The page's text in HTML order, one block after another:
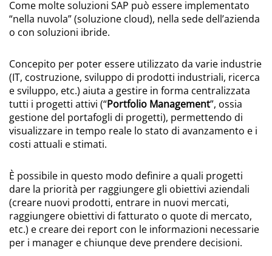
Come molte soluzioni SAP può essere implementato
“nella nuvola” (soluzione cloud), nella sede dell’azienda
o con soluzioni ibride.
Concepito per poter essere utilizzato da varie industrie
(IT, costruzione, sviluppo di prodotti industriali, ricerca
e sviluppo, etc.) aiuta a gestire in forma centralizzata
tutti i progetti attivi (“Portfolio Management”, ossia
gestione del portafogli di progetti), permettendo di
visualizzare in tempo reale lo stato di avanzamento e i
costi attuali e stimati.
È possibile in questo modo definire a quali progetti
dare la priorità per raggiungere gli obiettivi aziendali
(creare nuovi prodotti, entrare in nuovi mercati,
raggiungere obiettivi di fatturato o quote di mercato,
etc.) e creare dei report con le informazioni necessarie
per i manager e chiunque deve prendere decisioni.